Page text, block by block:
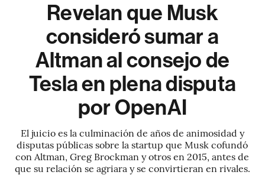
Revelan que Musk
consideró sumar a
Altman al consejo de
Tesla en plena disputa
por OpenAI
El juicio es la culminación de años de animosidad y
disputas públicas sobre la startup que Musk cofundó
con Altman, Greg Brockman y otros en 2015, antes de
que su relación se agriara y se convirtieran en rivales.